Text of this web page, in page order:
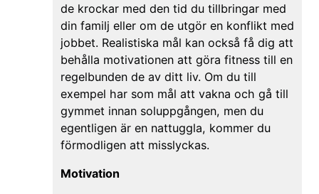
de krockar med den tid du tillbringar med
din familj eller om de utgör en konflikt med
jobbet. Realistiska mål kan också få dig att
behålla motivationen att göra fitness till en
regelbunden de av ditt liv. Om du till
exempel har som mål att vakna och gå till
gymmet innan soluppgången, men du
egentligen är en nattuggla, kommer du
förmodligen att misslyckas.
Motivation